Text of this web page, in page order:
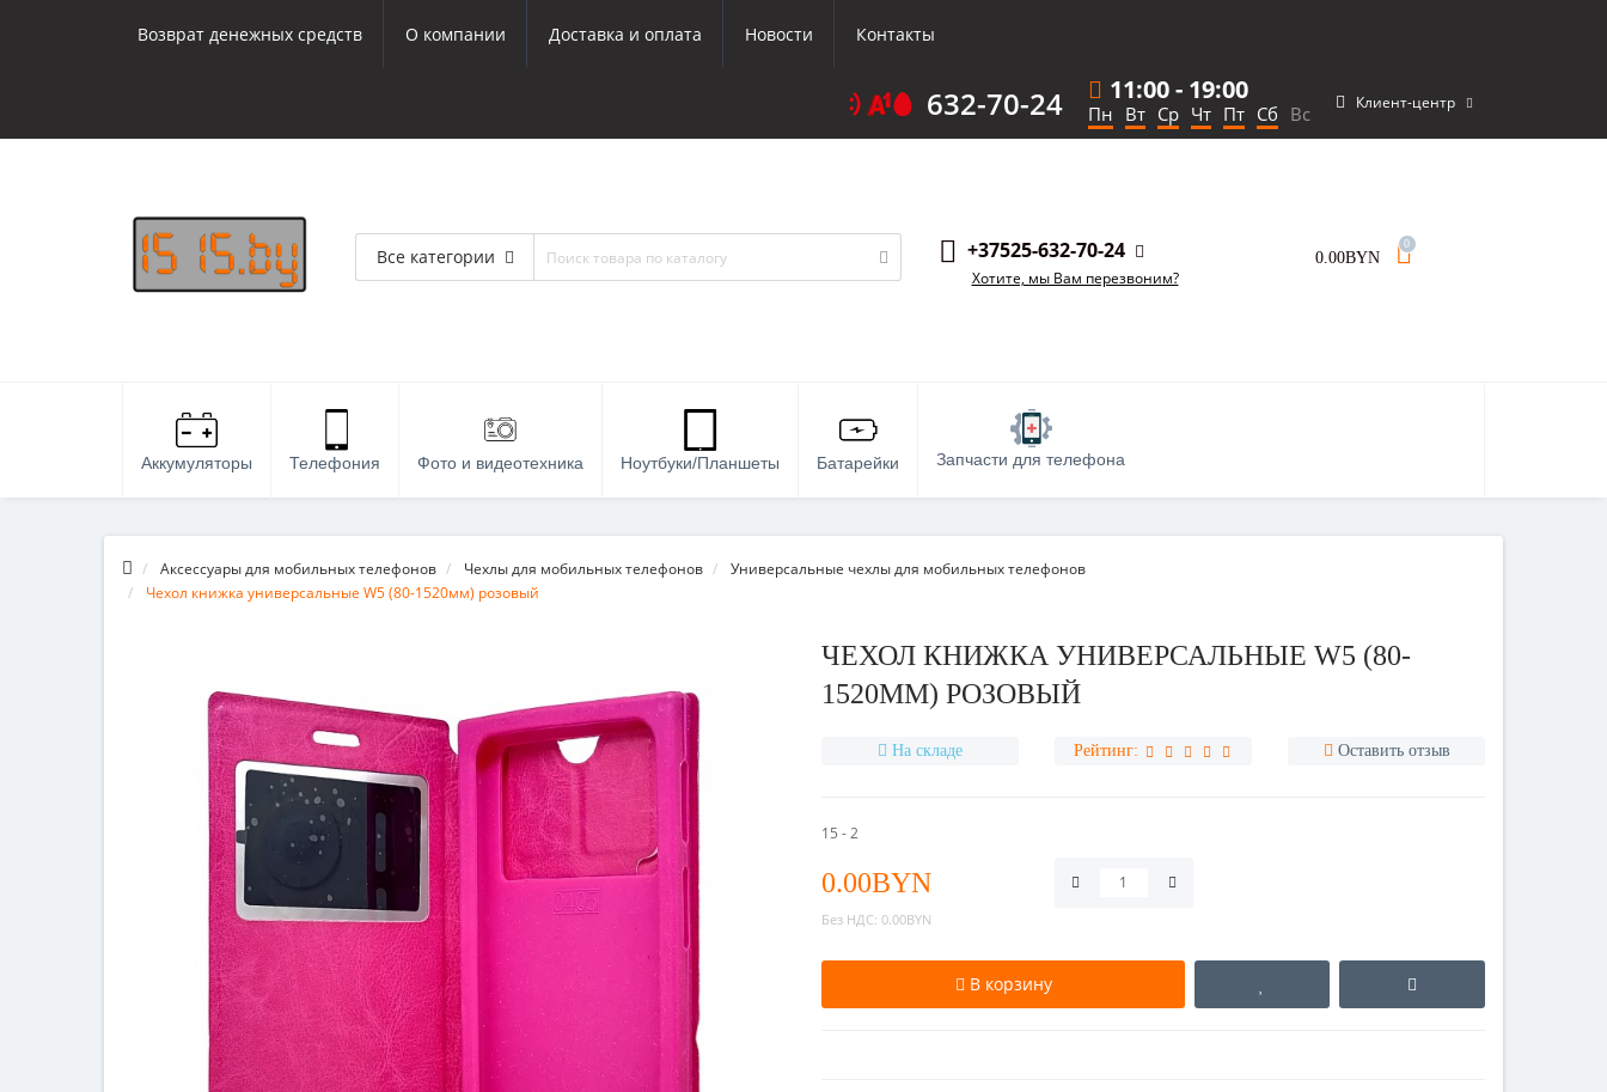
Возврат денежных средств О компании Доставка и оплата Новости Контакты
632-70-24 11:00- 19:00
Пн Вт Ср Чт Пт Сб Вс Клиент-центр
Все категории +37525-632-70-24
Хотите, мы Вам перезвоним?
0.00BYN
0
Аккумуляторы Телефония Фото и видеотехника Ноутбуки/Планшеты Батарейки Запчасти для телефона
Аксессуары для мобильных телефонов Чехлы для мобильных телефонов
Универсальные чехлы для мобильных телефонов
Чехол книжка универсальные W5 (80-1520мм) розовый
ЧЕХОЛ КНИЖКА УНИВЕРСАЛЬНЫЕ W5 (80-
1520ММ) РОЗОВЫЙ
На складе Рейтинг: Оставить отзыв
15 - 2
0.00BYN
Без НДС: 0.00BYN
В корзину